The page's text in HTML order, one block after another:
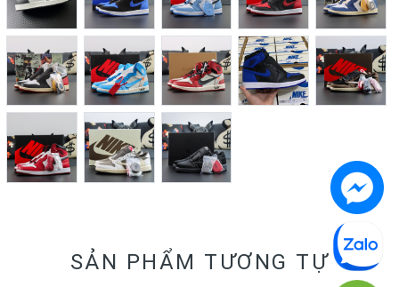
SẢN PHẨM TƯƠNG TỰ